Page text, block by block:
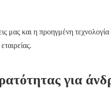
και η προηγμένη
για